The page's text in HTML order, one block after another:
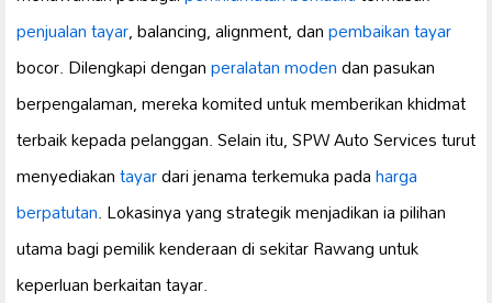
penjualan tayar, balancing, alignment, danpembaikan tayar
bocor. Dilengkapi denganperalatan modendan pasukan
berpengalaman, mereka komited untuk memberikan khidmat
terbaik kepada pelanggan. Selain itu, SPW Auto Services turut
menyediakantayardari jenama terkemuka padaharga
berpatutan. Lokasinya yang strategik menjadikan ia pilihan
utama bagi pemilik kenderaan di sekitar Rawang untuk
keperluan berkaitan tayar.